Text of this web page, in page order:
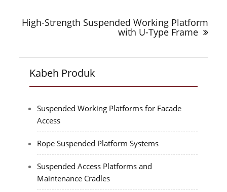
High-Strength Suspended Working Platform
with U-Type Frame
Kabeh Produk
Suspended Working Platforms for Facade
Access
Rope Suspended Platform Systems
Suspended Access Platforms and
Maintenance Cradles